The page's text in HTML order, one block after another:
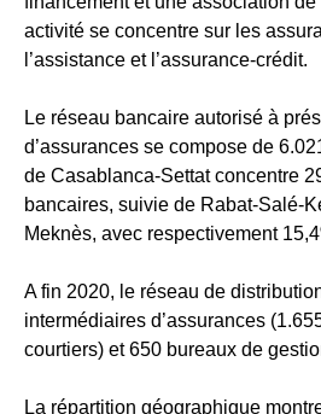
activité se concentre sur les
l’assistance et l’assurance-crédit.
Le réseau bancaire autorisé à
d’assurances se compose de
de Casablanca-Settat concentre
bancaires, suivie de Rabat-Salé-
Meknès, avec respectivement
A fin 2020, le réseau de
intermédiaires d’assurances
courtiers) et 650 bureaux de
La répartition géographique